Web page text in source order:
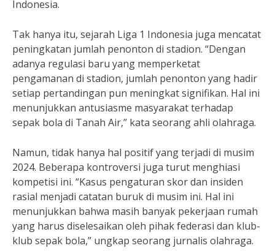
Indonesia.
Tak hanya itu, sejarah Liga 1 Indonesia juga mencatat
peningkatan jumlah penonton di stadion. “Dengan
adanya regulasi baru yang memperketat
pengamanan di stadion, jumlah penonton yang hadir
setiap pertandingan pun meningkat signifikan. Hal ini
menunjukkan antusiasme masyarakat terhadap
sepak bola di Tanah Air,” kata seorang ahli olahraga.
Namun, tidak hanya hal positif yang terjadi di musim
2024. Beberapa kontroversi juga turut menghiasi
kompetisi ini. “Kasus pengaturan skor dan insiden
rasial menjadi catatan buruk di musim ini. Hal ini
menunjukkan bahwa masih banyak pekerjaan rumah
yang harus diselesaikan oleh pihak federasi dan klub-
klub sepak bola,” ungkap seorang jurnalis olahraga.